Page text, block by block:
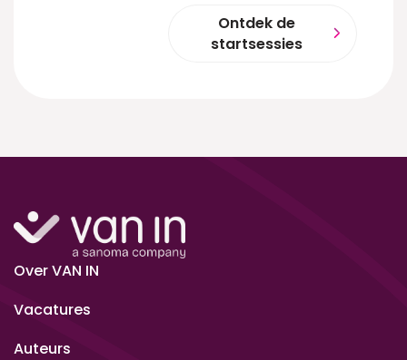
Ontdek de
startsessies
Over VAN IN
Vacatures
Auteurs